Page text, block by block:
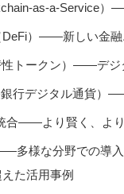
as-a-Service）
DeFi）――新しい金融
性トークン）――デジ
行デジタル通貨）
合――より賢く、よ
多様な分野での導
た活用事例